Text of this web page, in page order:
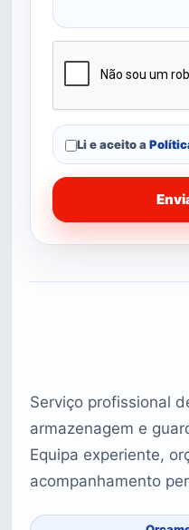
Li e aceito a
Serviço profissional
armazenagem e
Equipa experiente,
acompanhamento